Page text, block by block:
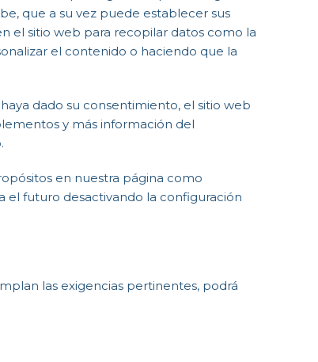
que a su vez puede establecer sus
el sitio web para recopilar datos como la
el contenido o haciendo que la
dado su consentimiento, el sitio web
y más información del
en nuestra página como
el futuro desactivando la configuración
las exigencias pertinentes, podrá